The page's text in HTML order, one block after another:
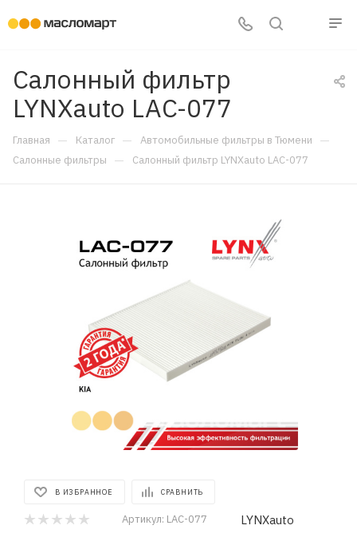
Салонный фильтр
LYNXauto LAC-077
Главная — Каталог — Автомобильные фильтры в Тюмени —
Салонные фильтры — Салонный фильтр LYNXauto LAC-077
В ИЗБРАННОЕ СРАВНИТЬ
Артикул: LAC-077 LYNXauto